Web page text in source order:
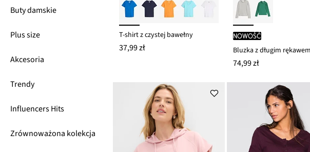
Buty damskie
Plus size
Akcesoria
Trendy
Influencers Hits
Zrównoważona kolekcja
T-shirt z czystej bawełny
37,99 zł
nowość
74,99 zł